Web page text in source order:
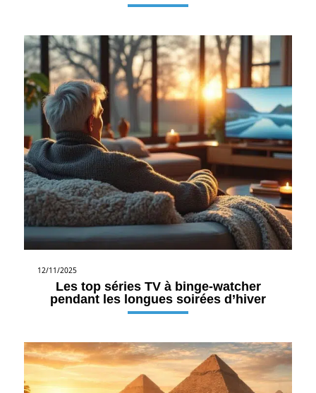
12/11/2025
Les top séries TV à binge-watcher
pendant les longues soirées d’hiver